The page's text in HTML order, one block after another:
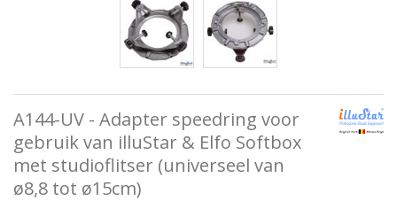
A144-UV - Adapter speedring voor
gebruik van illuStar & Elfo Softbox
met studioflitser (universeel van
ø8,8 tot ø15cm)